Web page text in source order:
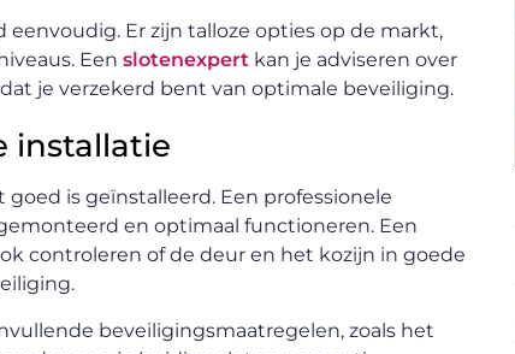
Er zijn talloze opties op de markt,
Een slotenexpert kan je adviseren over
je verzekerd bent van optimale beveiliging.
installatie
is geïnstalleerd. Een professionele
en optimaal functioneren. Een
controleren of de deur en het kozijn in goede
beveiligingsmaatregelen, zoals het